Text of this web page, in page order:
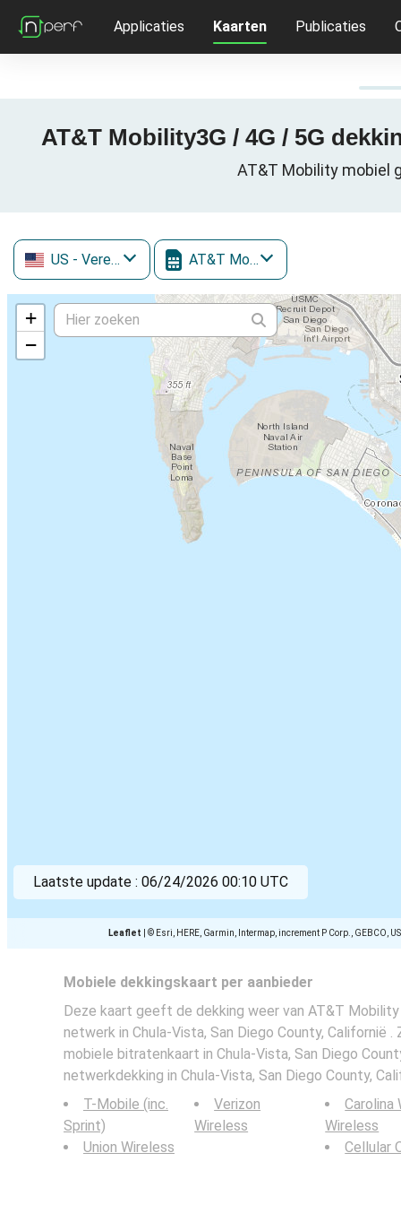
Applicaties Kaarten Publicaties
AT&T Mobility3G / 4G / 5G
AT&T Mobility mobiel
US - Verenigde Staten AT&T Mobility
+
−
Leaflet © Esri, HERE, Garmin, Intermap, increment P Corp., GEBCO,
Laatste update : 06/24/2026 00:10 UTC
Mobiele dekkingskaart per aanbieder
Deze kaart geeft de dekking weer van AT&T Mobility
netwerk in Chula-Vista, San Diego County, Californië .
mobiele bitratenkaart in Chula-Vista, San Diego
netwerkdekking in Chula-Vista, San Diego County,
T-Mobile (inc.
Sprint)
Union Wireless
Verizon
Wireless
Carolina
Wireless
Cellular